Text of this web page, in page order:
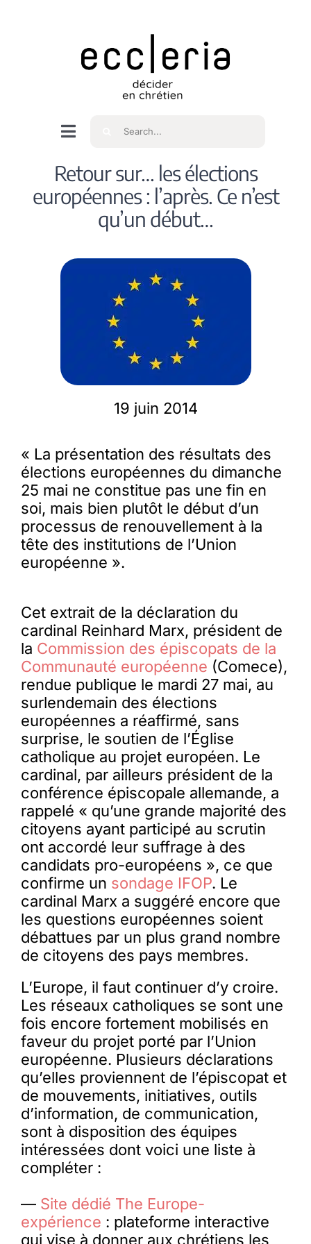
Navigation
bascule
Accueil
Qui sommes nous ?
Intéressés
Nous soutenir
La revue Responsables
Rechercher
Retour sur… les élections
européennes : l’après. Ce n’est
qu’un début…
19 juin 2014
« La présentation des résultats des
élections européennes du dimanche
25 mai ne constitue pas une fin en
soi, mais bien plutôt le début d’un
processus de renouvellement à la
tête des institutions de l’Union
européenne ».
Cet extrait de la déclaration du
cardinal Reinhard Marx, président de
la Commission des épiscopats de la
Communauté européenne (Comece),
rendue publique le mardi 27 mai, au
surlendemain des élections
européennes a réaffirmé, sans
surprise, le soutien de l’Église
catholique au projet européen. Le
cardinal, par ailleurs président de la
conférence épiscopale allemande, a
rappelé « qu’une grande majorité des
citoyens ayant participé au scrutin
ont accordé leur suffrage à des
candidats pro-européens », ce que
confirme un sondage IFOP. Le
cardinal Marx a suggéré encore que
les questions européennes soient
débattues par un plus grand nombre
de citoyens des pays membres.
L’Europe, il faut continuer d’y croire.
Les réseaux catholiques se sont une
fois encore fortement mobilisés en
faveur du projet porté par l’Union
européenne. Plusieurs déclarations
qu’elles proviennent de l’épiscopat et
de mouvements, initiatives, outils
d’information, de communication,
sont à disposition des équipes
intéressées dont voici une liste à
compléter :
— Site dédié The Europe-
expérience : plateforme interactive
qui vise à donner aux chrétiens les